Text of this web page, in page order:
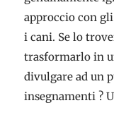
approccio con
i cani. Se lo
trasformarlo in
divulgare ad un
insegnamenti ?